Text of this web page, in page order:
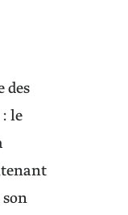
des
le
son